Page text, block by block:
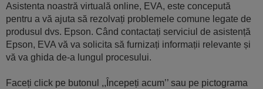
Asistenta noastră virtuală online, EVA, este concepută
pentru a vă ajuta să rezolvați problemele comune legate de
produsul dvs. Epson. Când contactați serviciul de asistență
Epson, EVA vă va solicita să furnizați informații relevante și
vă va ghida de-a lungul procesului.
Faceți click pe butonul ,,Începeți acum’’ sau pe pictograma